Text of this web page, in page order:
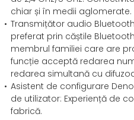
chiar și în medii aglomerate.
Transmițător audio
preferat prin căștile
membrul familiei care are
funcție acceptă redarea
redarea simultană cu
Asistent de configurare
de utilizator: Experiență de
fabrică.